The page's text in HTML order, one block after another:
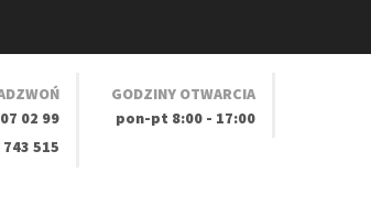
02 99
515
GODZINY OTWARCIA
pon-pt 8:00 - 17:00